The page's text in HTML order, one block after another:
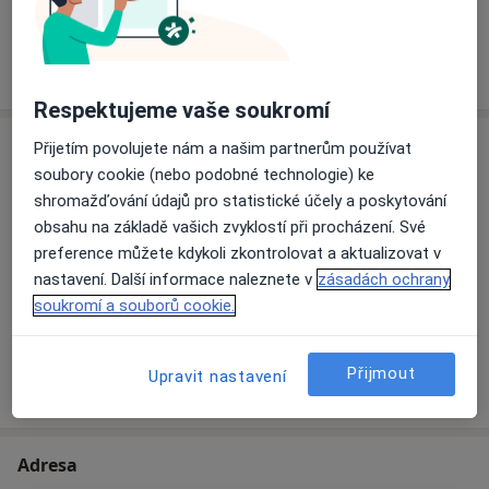
somatopedie
11.-12.4.2014 Myofunkční poruchy z pohledu
dysfunkce jazyka - logopedická diagnostika a terapie
6.-7.4.2013 Percepční a motorická oslabení ve školní
praxi (Mgr. Pavla Bubebíčková)
4.4.2013 Lezení-základ grafomotoriky
16.3.2013 Feldenkraisova metoda-workshop č.1
1.semestr – Poruchy řeči systémového charakteru-
vývojová dysfázie
3.semestr – Poruchy sluchu
Služby a ceník služeb
Logopedická konzultace
Detaily
Logopedické terapie
Detaily
Jak fungují ceny?
Adresa
Respektujeme vaše soukromí
Přijetím povolujete nám a našim partnerům používat
soubory cookie (nebo podobné technologie) ke
shromažďování údajů pro statistické účely a poskytování
obsahu na základě vašich zvyklostí při procházení. Své
preference můžete kdykoli zkontrolovat a aktualizovat v
nastavení. Další informace naleznete v zásadách ochrany
soukromí a souborů cookie.
Upravit nastavení Přijmout